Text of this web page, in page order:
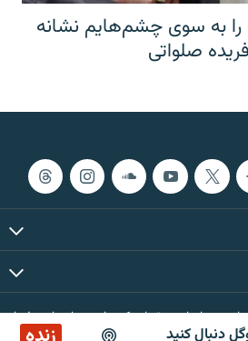
دنبال کنید
را به سوی چشم‌هایم نشانه
صلواتی
بر اساس مقررات کپی‌رایت، برای رادیو فردا